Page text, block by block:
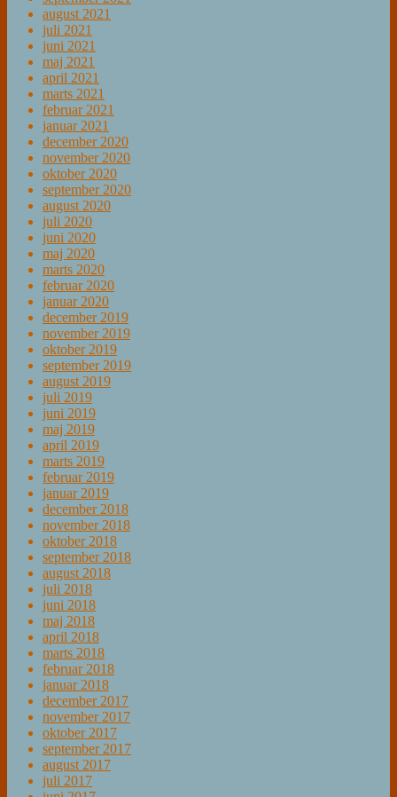
august 2021
juli 2021
juni 2021
maj 2021
april 2021
marts 2021
februar 2021
januar 2021
december 2020
november 2020
oktober 2020
september 2020
august 2020
juli 2020
juni 2020
maj 2020
marts 2020
februar 2020
januar 2020
december 2019
november 2019
oktober 2019
september 2019
august 2019
juli 2019
juni 2019
maj 2019
april 2019
marts 2019
februar 2019
januar 2019
december 2018
november 2018
oktober 2018
september 2018
august 2018
juli 2018
juni 2018
maj 2018
april 2018
marts 2018
februar 2018
januar 2018
december 2017
november 2017
oktober 2017
september 2017
august 2017
juli 2017